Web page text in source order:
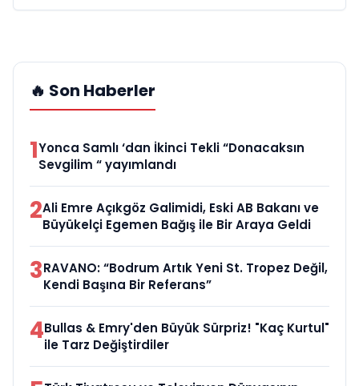
🔥 Son Haberler
1Yonca Samlı ‘dan İkinci Tekli “Donacaksın
Sevgilim “ yayımlandı
2Ali Emre Açıkgöz Galimidi, Eski AB Bakanı ve
Büyükelçi Egemen Bağış ile Bir Araya Geldi
3RAVANO: “Bodrum Artık Yeni St. Tropez Değil,
Kendi Başına Bir Referans”
4Bullas & Emry'den Büyük Sürpriz! "Kaç Kurtul"
ile Tarz Değiştirdiler